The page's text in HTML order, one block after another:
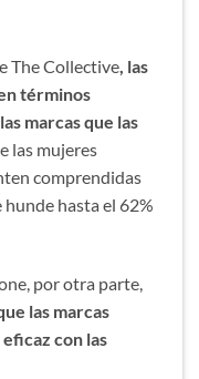
The Collective, las
términos
marcas que las
las mujeres
comprendidas
hasta el 62%
por otra parte,
las marcas
con las